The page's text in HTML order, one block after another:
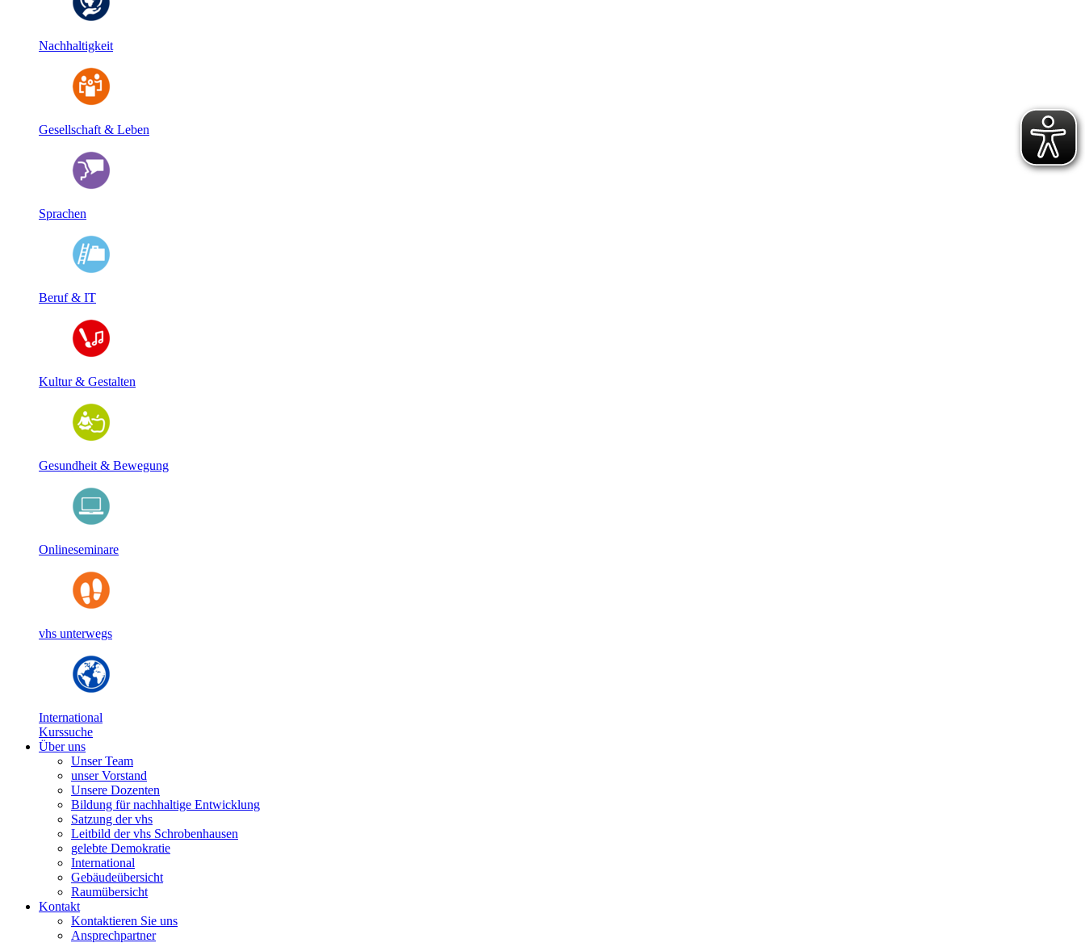
Nachhaltigkeit
Gesellschaft & Leben
Sprachen
Beruf & IT
Kultur & Gestalten
Gesundheit & Bewegung
Onlineseminare
vhs unterwegs
International
Kurssuche
Über uns
Unser Team
unser Vorstand
Unsere Dozenten
Bildung für nachhaltige Entwicklung
Satzung der vhs
Leitbild der vhs Schrobenhausen
gelebte Demokratie
International
Gebäudeübersicht
Raumübersicht
Kontakt
Kontaktieren Sie uns
Ansprechpartner